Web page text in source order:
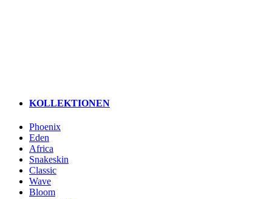
KOLLEKTIONEN
Phoenix
Eden
Africa
Snakeskin
Classic
Wave
Bloom